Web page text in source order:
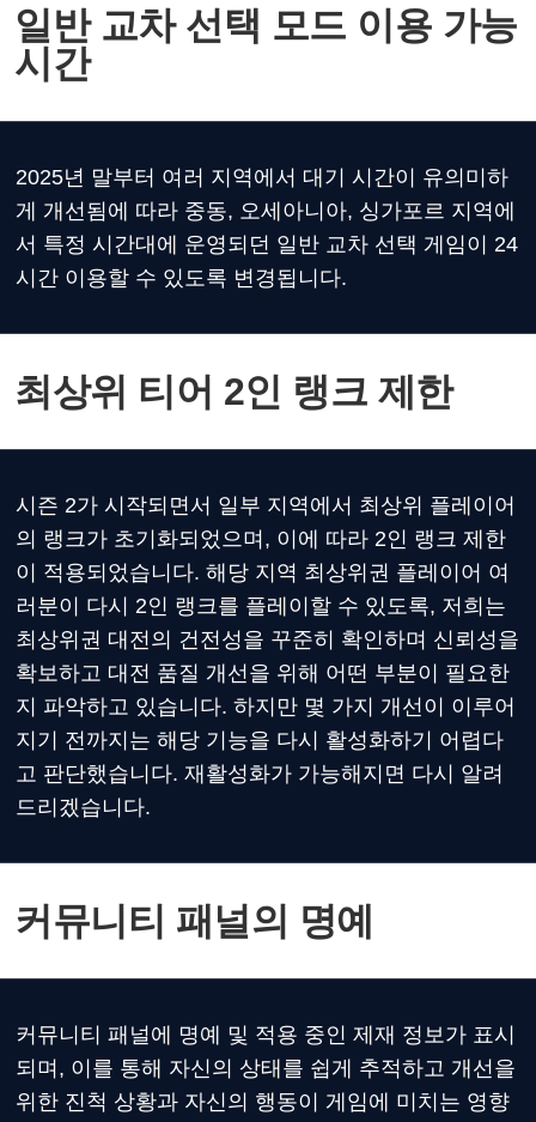
일반 교차 선택 모드 이용 가능
시간
2025년 말부터 여러 지역에서 대기 시간이 유의미하
게 개선됨에 따라 중동, 오세아니아, 싱가포르 지역에
서 특정 시간대에 운영되던 일반 교차 선택 게임이 24
시간 이용할 수 있도록 변경됩니다.
최상위 티어 2인 랭크 제한
시즌 2가 시작되면서 일부 지역에서 최상위 플레이어
의 랭크가 초기화되었으며, 이에 따라 2인 랭크 제한
이 적용되었습니다. 해당 지역 최상위권 플레이어 여
러분이 다시 2인 랭크를 플레이할 수 있도록, 저희는
최상위권 대전의 건전성을 꾸준히 확인하며 신뢰성을
확보하고 대전 품질 개선을 위해 어떤 부분이 필요한
지 파악하고 있습니다. 하지만 몇 가지 개선이 이루어
지기 전까지는 해당 기능을 다시 활성화하기 어렵다
고 판단했습니다. 재활성화가 가능해지면 다시 알려
드리겠습니다.
커뮤니티 패널의 명예
커뮤니티 패널에 명예 및 적용 중인 제재 정보가 표시
되며, 이를 통해 자신의 상태를 쉽게 추적하고 개선을
위한 진척 상황과 자신의 행동이 게임에 미치는 영향